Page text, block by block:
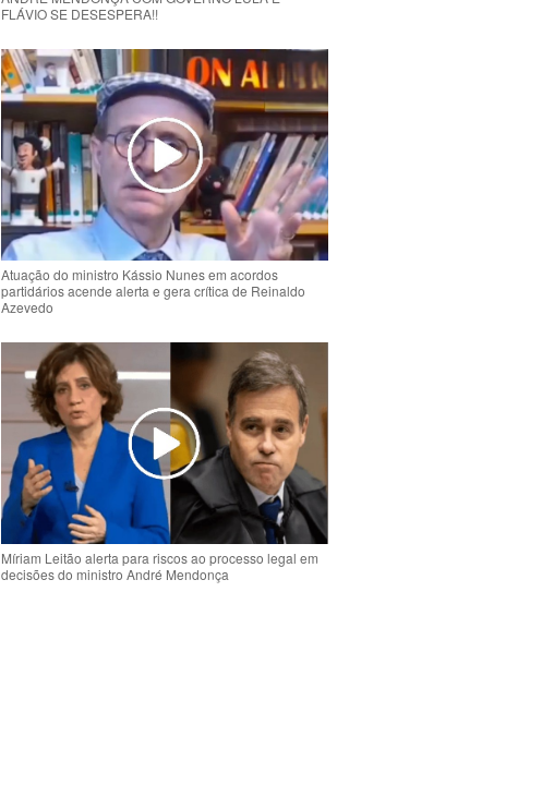
FLÁVIO SE DESESPERA!!
Atuação do ministro Kássio Nunes em acordos
partidários acende alerta e gera crítica de Reinaldo
Azevedo
Míriam Leitão alerta para riscos ao processo legal em
decisões do ministro André Mendonça